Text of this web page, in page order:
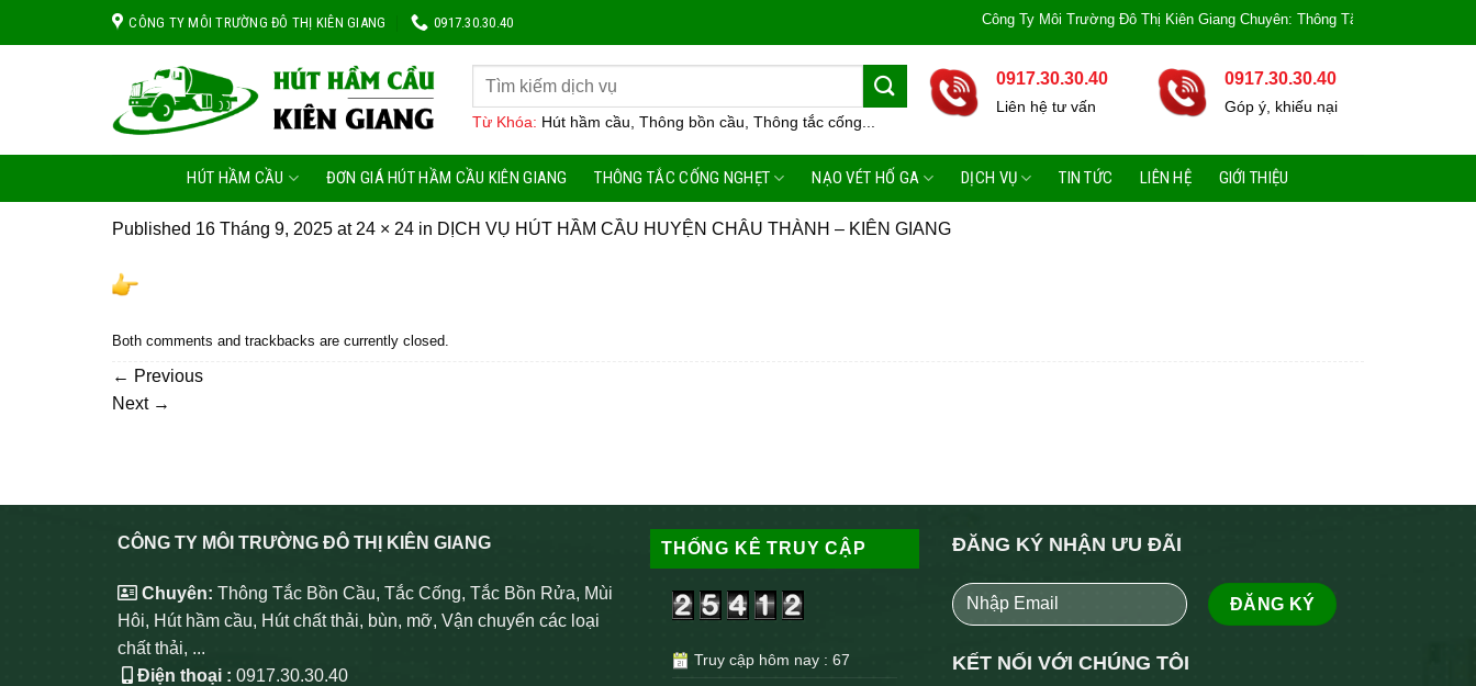
CÔNG TY MÔI TRƯỜNG ĐÔ THỊ KIÊN GIANG 0917.30.30.40 Công Ty Môi Trường Đô Thị Kiên Giang Chuyên: Thông Tắc Bồn Cầu, Tắc
Từ Khóa: Hút hầm cầu, Thông bồn cầu, Thông tắc cống...
0917.30.30.40
Liên hệ tư vấn
0917.30.30.40
Góp ý, khiếu nại
HÚT HẦM CẦU ĐƠN GIÁ HÚT HẦM CẦU KIÊN GIANG THÔNG TẮC CỐNG NGHẸT NẠO VÉT HỐ GA DỊCH VỤ TIN TỨC LIÊN HỆ GIỚI THIỆU
Published 16 Tháng 9, 2025 at 24 × 24 in DỊCH VỤ HÚT HẦM CẦU HUYỆN CHÂU THÀNH – KIÊN GIANG
Both comments and trackbacks are currently closed.
← Previous
Next →
CÔNG TY MÔI TRƯỜNG ĐÔ THỊ KIÊN GIANG
Chuyên: Thông Tắc Bồn Cầu, Tắc Cống, Tắc Bồn Rửa, Mùi
Hôi, Hút hầm cầu, Hút chất thải, bùn, mỡ, Vận chuyển các loại
chất thải, ...
Điện thoại : 0917.30.30.40
THỐNG KÊ TRUY CẬP
Truy cập hôm nay : 67
ĐĂNG KÝ NHẬN ƯU ĐÃI
KẾT NỐI VỚI CHÚNG TÔI